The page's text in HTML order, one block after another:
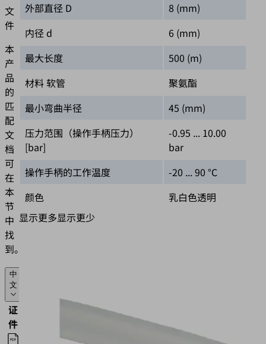
文
件
本
产
品
的
匹
配
文
档
可
在
本
节
中
找
到。
中
文
证
件
外部直径 D
8 (mm)
内径 d
6 (mm)
最大长度
500 (m)
材料 软管
聚氨酯
最小弯曲半径
45 (mm)
压力范围（操作手柄压力）
[bar]
-0.95 ... 10.00
bar
操作手柄的工作温度
-20 ... 90 °C
颜色
乳白色透明
显示更多显示更少